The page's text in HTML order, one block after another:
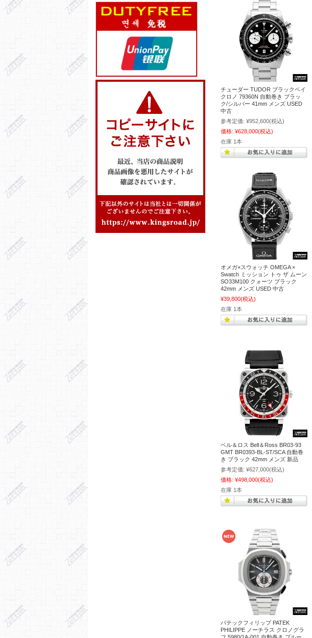
チューダー TUDOR ブラックベイ
クロノ 79360N 自動巻き ブラッ
ク/シルバー 41mm メンズ USED
中古
参考定価: ¥952,600(税込)
価格: ¥628,000(税込)
在庫 1本
オメガ×スウォッチ OMEGA ×
Swatch ミッション トゥ ザ ムーン
SO33M100 クォーツ ブラック
42mm メンズ USED 中古
¥39,800(税込)
在庫 1本
ベル＆ロス Bell＆Ross BR03-93
GMT BR0393-BL-ST/SCA 自動巻
き ブラック 42mm メンズ 新品
参考定価: ¥627,000(税込)
価格: ¥498,000(税込)
在庫 1本
パテックフィリップ PATEK
PHILIPPE ノーチラス クロノグラ